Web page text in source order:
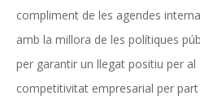
compliment de les agendes
amb la millora de les polítiques
per garantir un llegat positiu per
competitivitat empresarial per